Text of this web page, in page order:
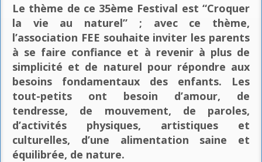
Le thème de ce 35ème Festival est “Croquer
la vie au naturel” ; avec ce thème,
l’association FEE souhaite inviter les parents
à se faire confiance et à revenir à plus de
simplicité et de naturel pour répondre aux
besoins fondamentaux des enfants. Les
tout-petits ont besoin d’amour, de
tendresse, de mouvement, de paroles,
d’activités physiques, artistiques et
culturelles, d’une alimentation saine et
équilibrée, de nature.